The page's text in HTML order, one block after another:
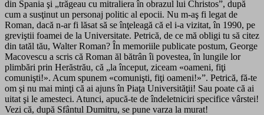
din Spania şi „trăgeau cu mitraliera în obrazul lui Christos”, după
cum a susţinut un personaj politic al epocii. Nu m-aş fi legat de
Roman, dacă n-ar fi lăsat să se înţeleagă că el i-a vizitat, în 1990, pe
greviştii foamei de la Universitate. Petrică, de ce mă obligi tu să citez
din tatăl tău, Walter Roman? În memoriile publicate postum, George
Macovescu a scris că Roman ăl bătrân îi povestea, în lungile lor
plimbări prin Herăstrău, că „la început, ziceam «oameni, fiţi
comunişti!». Acum spunem «comunişti, fiţi oameni!»”. Petrică, fă-te
om şi nu mai minţi că ai ajuns în Piaţa Universităţii! Sau poate că ai
uitat şi le amesteci. Atunci, apucă-te de îndeletniciri specifice vârstei!
Vezi că, după Sfântul Dumitru, se pune varza la murat!